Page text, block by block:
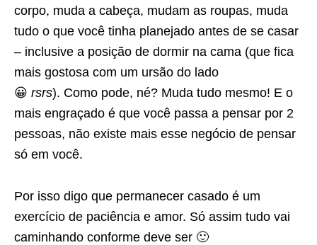
corpo, muda a cabeça, mudam as roupas, muda
tudo o que você tinha planejado antes de se casar
– inclusive a posição de dormir na cama (que fica
mais gostosa com um ursão do lado
😀 rsrs). Como pode, né? Muda tudo mesmo! E o
mais engraçado é que você passa a pensar por 2
pessoas, não existe mais esse negócio de pensar
só em você.
Por isso digo que permanecer casado é um
exercício de paciência e amor. Só assim tudo vai
caminhando conforme deve ser 🙂